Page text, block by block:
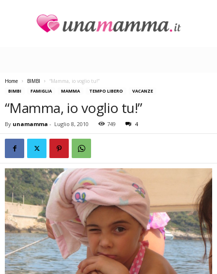
Home BIMBI “Mamma, io voglio tu!”
BIMBI FAMIGLIA MAMMA TEMPO LIBERO VACANZE
“Mamma, io voglio tu!”
By unamamma - Luglio 8, 2010 749 4